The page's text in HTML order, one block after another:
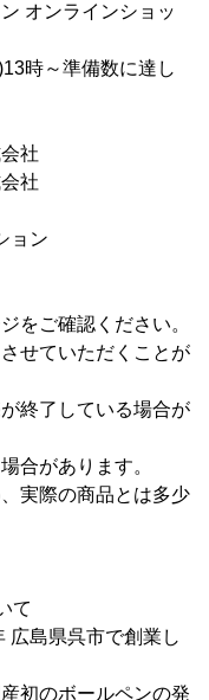
ラインショッ
時～準備数に達し
社
社
ョン
をご確認ください。
せていただくことが
終了している場合が
合があります。
実際の商品とは多少
て
広島県呉市で創業し
初のボールペンの発